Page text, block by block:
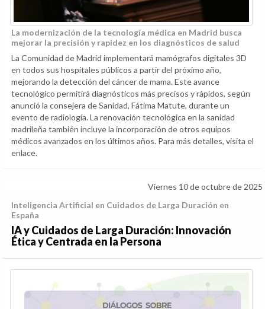
La modernización de la tecnología médica en Madrid busca
mejorar la precisión y rapidez en los diagnósticos de salud
La Comunidad de Madrid implementará mamógrafos digitales 3D
en todos sus hospitales públicos a partir del próximo año,
mejorando la detección del cáncer de mama. Este avance
tecnológico permitirá diagnósticos más precisos y rápidos, según
anunció la consejera de Sanidad, Fátima Matute, durante un
evento de radiología. La renovación tecnológica en la sanidad
madrileña también incluye la incorporación de otros equipos
médicos avanzados en los últimos años. Para más detalles, visita el
enlace.
Viernes 10 de octubre de 2025
Inteligencia Artificial en Cuidados de Larga Duración en
España
IA y Cuidados de Larga Duración: Innovación
Ética y Centrada en la Persona